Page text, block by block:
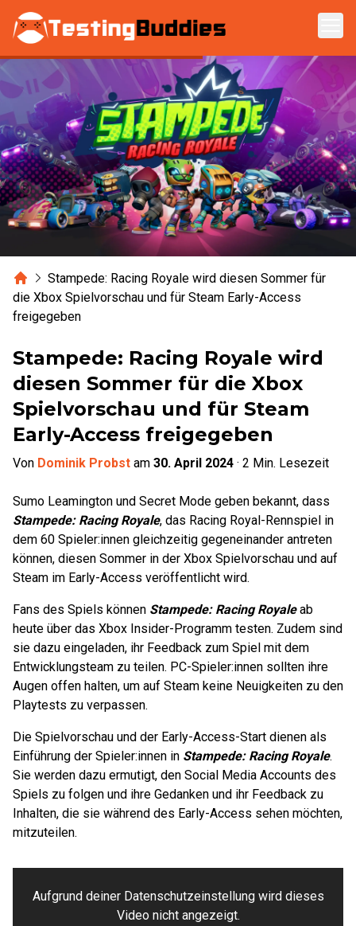
Zum Hauptinhalt springen
HomeStampede: Racing Royale wird diesen Sommer für
die Xbox Spielvorschau und für Steam Early-Access
freigegeben
Stampede: Racing Royale wird
diesen Sommer für die Xbox
Spielvorschau und für Steam
Early-Access freigegeben
Von Dominik Probst am 30. April 2024 · 2 Min. Lesezeit
Sumo Leamington und Secret Mode geben bekannt, dass
Stampede: Racing Royale, das Racing Royal-Rennspiel in
dem 60 Spieler:innen gleichzeitig gegeneinander antreten
können, diesen Sommer in der Xbox Spielvorschau und auf
Steam im Early-Access veröffentlicht wird.
Fans des Spiels können Stampede: Racing Royaleab
heute über das Xbox Insider-Programm testen. Zudem sind
sie dazu eingeladen, ihr Feedback zum Spiel mit dem
Entwicklungsteam zu teilen. PC-Spieler:innen sollten ihre
Augen offen halten, um auf Steam keine Neuigkeiten zu den
Playtests zu verpassen.
Die Spielvorschau und der Early-Access-Start dienen als
Einführung der Spieler:innen in Stampede: Racing Royale.
Sie werden dazu ermutigt, den Social Media Accounts des
Spiels zu folgen und ihre Gedanken und ihr Feedback zu
Inhalten, die sie während des Early-Access sehen möchten,
mitzuteilen.
Aufgrund deiner Datenschutzeinstellung wird dieses
Video nicht angezeigt.